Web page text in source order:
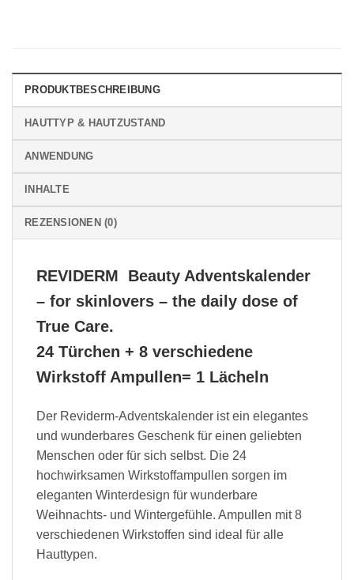
PRODUKTBESCHREIBUNG
HAUTTYP & HAUTZUSTAND
ANWENDUNG
INHALTE
REZENSIONEN (0)
REVIDERM Beauty Adventskalender
– for skinlovers – the daily dose of
True Care.
24 Türchen + 8 verschiedene
Wirkstoff Ampullen= 1 Lächeln
Der Reviderm-Adventskalender ist ein elegantes
und wunderbares Geschenk für einen geliebten
Menschen oder für sich selbst. Die 24
hochwirksamen Wirkstoffampullen sorgen im
eleganten Winterdesign für wunderbare
Weihnachts- und Wintergefühle. Ampullen mit 8
verschiedenen Wirkstoffen sind ideal für alle
Hauttypen.